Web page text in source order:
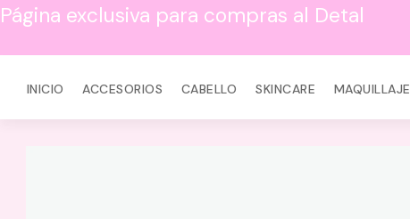
Página exclusiva para compras al Detal
INICIO ACCESORIOS CABELLO SKINCARE MAQUILLAJE